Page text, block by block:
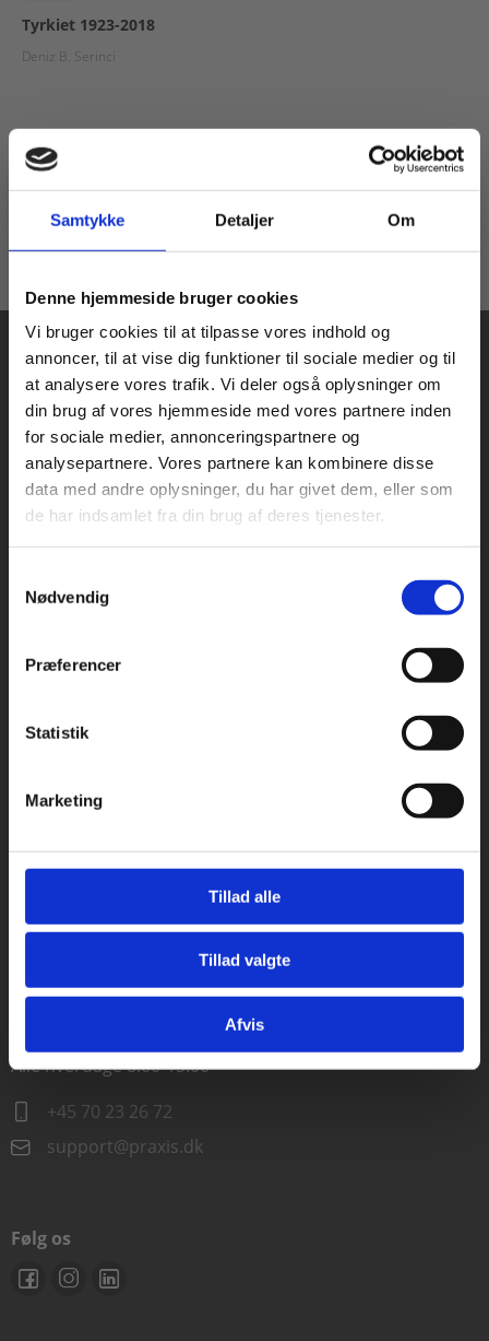
Samtykke Detaljer Om
Denne hjemmeside bruger cookies
Vi bruger cookies til at tilpasse vores indhold og
annoncer, til at vise dig funktioner til sociale medier og til
at analysere vores trafik. Vi deler også oplysninger om
din brug af vores hjemmeside med vores partnere inden
for sociale medier, annonceringspartnere og
analysepartnere. Vores partnere kan kombinere disse
data med andre oplysninger, du har givet dem, eller som
de har indsamlet fra din brug af deres tjenester.
Nødvendig
Præferencer
Statistik
Marketing
Tillad alle
Tillad valgte
Afvis
Tyrkiet 1923-2018
Deniz B. Serinci
Fra
80,00 KR.
Praxis Forlag A/S
CVR 41280921
København
1120 København K
Kochsgade 31D
Rødekro
Kontakt kundeservice
+45 70 23 85 87
Kontakt teknisk support
Alle hverdage 8.00-15.00
+45 70 23 26 72
support@praxis.dk
Følg os
Køb læremidler og find masterclasses mm.
Fortsæt som:
For privatkunder og
studerende. Du får
vist priser inkl.
For institutioner og
virksomheder. Du
får vist priser ekskl.
Gå til praxisOnline